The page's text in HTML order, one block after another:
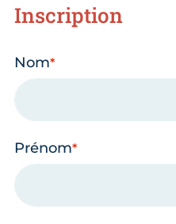
Inscription
Nom
Prénom